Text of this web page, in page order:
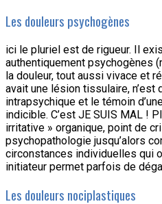
Les douleurs psychogènes
ici le pluriel est de rigueur. Il
authentiquement psychogènes
la douleur, tout aussi vivace et
avait une lésion tissulaire, n’est
intrapsychique et le témoin
indicible. C’est JE SUIS MAL !
irritative » organique, point de
psychopathologie jusqu’alors
circonstances individuelles qui
initiateur permet parfois de
Les douleurs nociplastiques